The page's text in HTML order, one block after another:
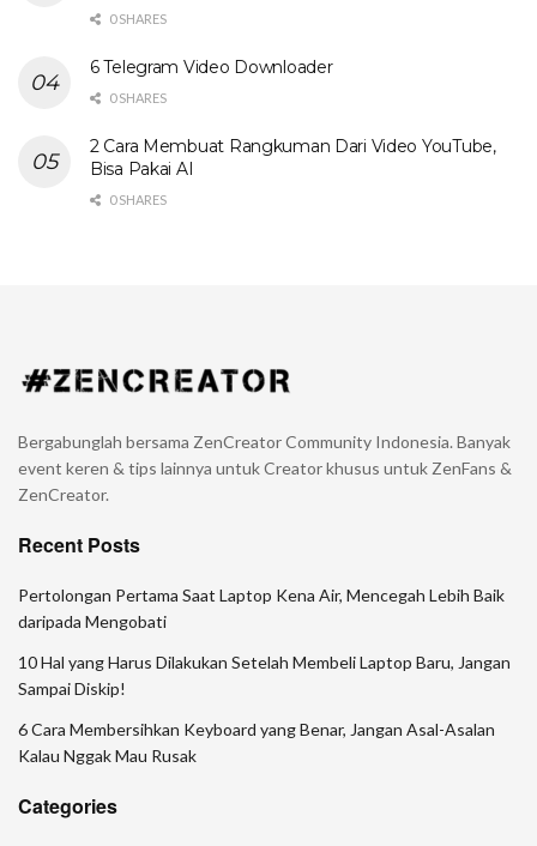
0 SHARES
6 Telegram Video Downloader
0 SHARES
2 Cara Membuat Rangkuman Dari Video YouTube,
Bisa Pakai AI
0 SHARES
Bergabunglah bersama ZenCreator Community Indonesia. Banyak
event keren & tips lainnya untuk Creator khusus untuk ZenFans &
ZenCreator.
Recent Posts
Pertolongan Pertama Saat Laptop Kena Air, Mencegah Lebih Baik
daripada Mengobati
10 Hal yang Harus Dilakukan Setelah Membeli Laptop Baru, Jangan
Sampai Diskip!
6 Cara Membersihkan Keyboard yang Benar, Jangan Asal-Asalan
Kalau Nggak Mau Rusak
Categories